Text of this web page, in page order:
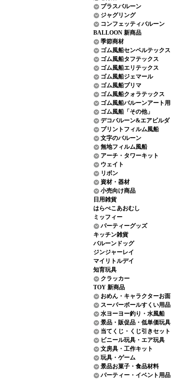
プラスバルーン
ジャグリング
コンフェッティバルーン
BALLOON 新商品
季節商材
ゴム風船センペルテックス
ゴム風船タフテックス
ゴム風船エリテックス
ゴム風船ジェマール
ゴム風船プリマ
ゴム風船クォラテックス
ゴム風船バルーンアート用
ゴム風船「その他」
デコバルーン&エアビルダ
プリントフィルム風船
文字のバルーン
無地フィルム風船
アーチ・タワーキット
ウェイト
リボン
資材・器材
小売向け商品
日用雑貨
はらぺこあおむし
ミッフィー
パーティーグッズ
キッチン雑貨
バルーンドッグ
ジンジャーレイ
マイリトルデイ
知育玩具
クラッカー
TOY 新商品
おめん・キャラクターお面
スーパーボールすくい用品
水ヨーヨー釣り・水風船
景品・販促品・低単価玩具
当てくじ・くじ引きセット
ビニール玩具・エア玩具
文房具・工作キット
玩具・ゲーム
景品お菓子・食品材料
パーティー・イベント用品